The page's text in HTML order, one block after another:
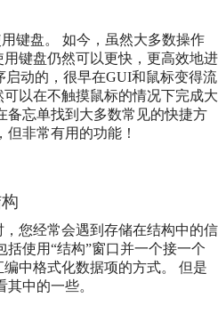
键盘。 如今，虽然大多数操作
键盘仍然可以更快，更高效地进
启动的，很早在GUI和鼠标变得流
以在不触摸鼠标的情况下完成大
备忘单找到大多数常见的快捷方
非常有用的功能！
您经常会遇到存储在结构中的信
使用“结构”窗口并一个接一个
中格式化数据项的方式。 但是
中的一些。